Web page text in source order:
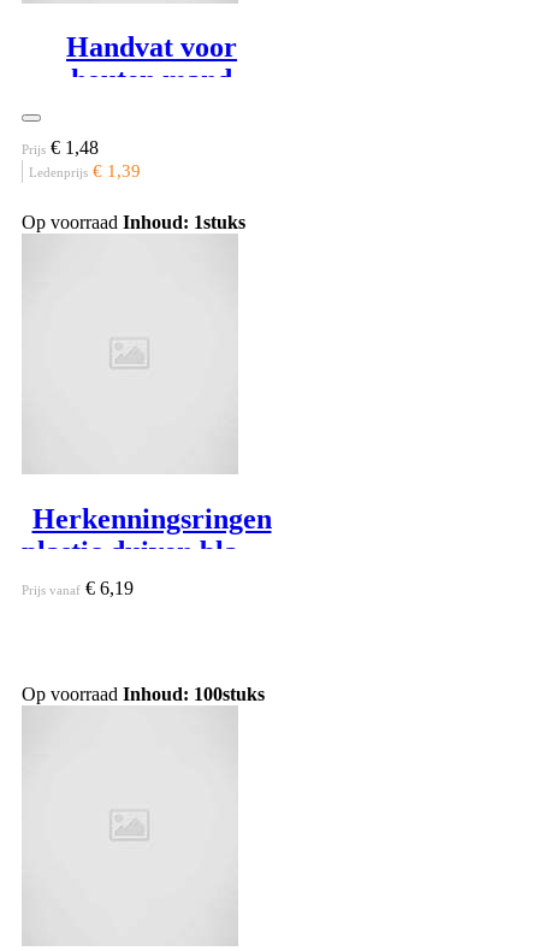
Handvat voor
houten mand
Prijs € 1,48
Ledenprijs € 1,39
Op voorraad Inhoud: 1stuks
Herkenningsringen
plastic duiven blanco
(Ø 9) H5 mm
Prijs vanaf € 6,19
Op voorraad Inhoud: 100stuks